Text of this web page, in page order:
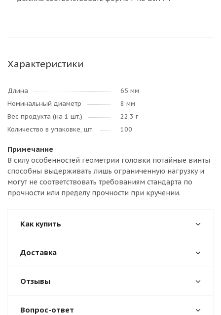
Характеристики
Длина
65 мм
Номинальный диаметр
8 мм
Вес продукта (на 1 шт.)
22,3 г
Количество в упаковке, шт.
100
Примечание
В силу особенностей геометрии головки потайные винты
способны выдерживать лишь ограниченную нагрузку и
могут не соответствовать требованиям стандарта по
прочности или пределу прочности при кручении.
Как купить
Доставка
Отзывы
Вопрос-ответ